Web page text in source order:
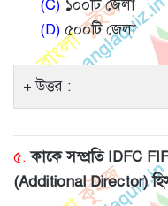
(C) ১০০টি জেলা
(D) ৫০০টি জেলা
উত্তর :
৫. কাকে সম্প্রতি IDFC
(Additional Director)